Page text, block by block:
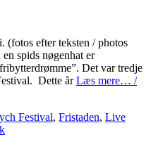
(fotos efter teksten / photos
spids nøgenhat er
Det var tredje
Dette årLæs mere… /
Festival, Fristaden, Live